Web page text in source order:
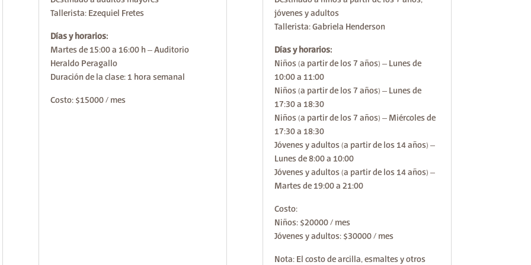
Tallerista: Ezequiel Fretes
Días y horarios:
Martes de 15:00 a 16:00 h – Auditorio
Heraldo Peragallo
Duración de la clase: 1 hora semanal
Costo: $15000 / mes
jóvenes y adultos
Tallerista: Gabriela Henderson
Días y horarios:
Niños (a partir de los 7 años) – Lunes de
10:00 a 11:00
Niños (a partir de los 7 años) – Lunes de
17:30 a 18:30
Niños (a partir de los 7 años) – Miércoles de
17:30 a 18:30
Jóvenes y adultos (a partir de los 14 años) –
Lunes de 8:00 a 10:00
Jóvenes y adultos (a partir de los 14 años) –
Martes de 19:00 a 21:00
Costo:
Niños: $20000 / mes
Jóvenes y adultos: $30000 / mes
Nota: El costo de arcilla, esmaltes y otros